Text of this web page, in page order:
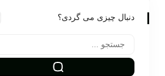
دنبال چیزی می گردی؟